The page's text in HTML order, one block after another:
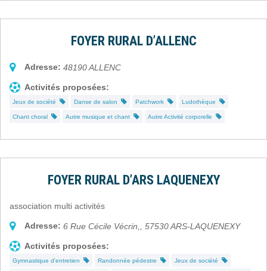
FOYER RURAL D’ALLENC
Adresse: 48190ALLENC
Activités proposées:
Jeux de société Danse de salon Patchwork Ludothèque
Chant choral Autre musique et chant Autre Activité corporelle
FOYER RURAL D’ARS LAQUENEXY
association multi activités
Adresse: 6 Rue Cécile Vécrin, 57530ARS-LAQUENEXY
Activités proposées:
Gymnastique d'entretien Randonnée pédestre Jeux de société